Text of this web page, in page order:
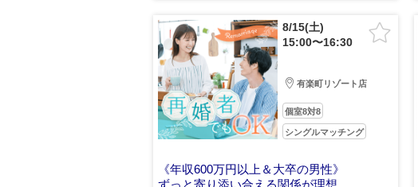
8/15(土)
15:00〜16:30
有楽町リゾート店
個室8対8
シングルマッチング
《年収600万円以上＆大卒の男性》
ずっと寄り添い合える関係が理想